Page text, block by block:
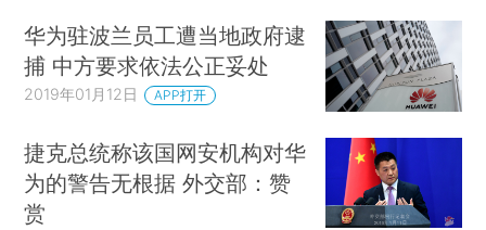
华为驻波兰员工遭当地政府逮
捕 中方要求依法公正妥处
2019年01月12日 APP打开
捷克总统称该国网安机构对华
为的警告无根据 外交部：赞
赏